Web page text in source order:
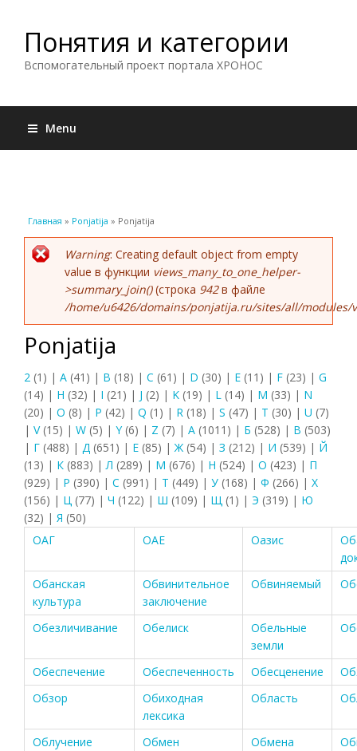
Понятия и категории
Вспомогательный проект портала ХРОНОС
Menu
Вы здесь
Главная » Ponjatija » Ponjatija
Сообщение об ошибке
Warning: Creating default object from empty
value в функции views_many_to_one_helper-
>summary_join()(строка 942в файле
/home/u6426/domains/ponjatija.ru/sites/all/modules/
Ponjatija
2 (1) | A (41) | B (18) | C (61) | D (30) | E (11) | F (23) | G
(14) | H (32) | I (21) | J (2) | K (19) | L (14) | M (33) | N
(20) | O (8) | P (42) | Q (1) | R (18) | S (47) | T (30) | U (7)
| V(15) | W (5) | Y(6) | Z (7) | А (1011) | Б (528) | В (503)
| Г (488) | Д (651) | Е (85) | Ж (54) | З (212) | И (539) | Й
(13) | К (883) | Л (289) | М (676) | Н (524) | О (423) | П
(929) | Р (390) | С (991) | Т (449) | У (168) | Ф (266) | Х
(156) | Ц (77) | Ч (122) | Ш (109) | Щ (1) | Э (319) | Ю
(32) | Я (50)
ОАГ
ОАЕ Оазис
Обанская
культура
Обвинительное
заключение
Обвиняемый
Обезличивание Обелиск
Обельные
земли
Обеспечение Обеспеченность Обесценение
Обзор
Обиходная
лексика
Область
Облучение Обмен
Обмена